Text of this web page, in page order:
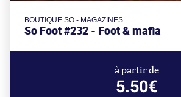
BOUTIQUE SO - MAGAZINES
So Foot #232 - Foot & mafia
à partir de
5.50€